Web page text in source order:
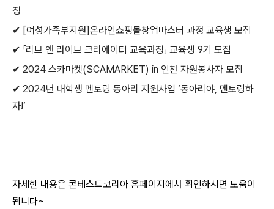
정
✔ [여성가족부지원]온라인쇼핑몰창업마스터 과정 교육생 모집
✔ 「리브 앤 라이브 크리에이터 교육과정」 교육생 9기 모집
✔ 2024 스카마켓(SCAMARKET) in 인천 자원봉사자 모집
✔ 2024년 대학생 멘토링 동아리 지원사업 ‘동아리야, 멘토링하
자!’
자세한 내용은 콘테스트코리아 홈페이지에서 확인하시면 도움이
됩니다~​